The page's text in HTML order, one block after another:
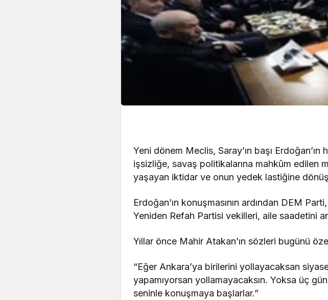
Yeni dönem Meclis, Saray’ın başı
işsizliğe, savaş politikalarına mahkûm
yaşayan iktidar ve onun yedek lastiğine
Erdoğan’ın konuşmasının ardından DEM
Yeniden Refah Partisi vekilleri, aile saadetini
Yıllar önce Mahir Atakan’ın sözleri bugünü
“Eğer Ankara’ya birilerini yollayacaksan
yapamıyorsan yollamayacaksın. Yoksa üç
seninle konuşmaya başlarlar.”